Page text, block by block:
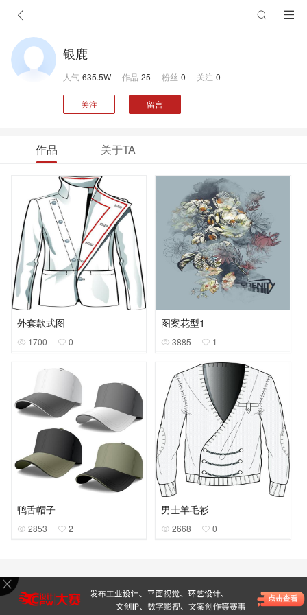
银鹿
人气 635.5W 作品 25 粉丝 0 关注 0
关注 留言
作品 关于TA
外套款式图
1700 0
图案花型1
3885 1
鸭舌帽子
2853 2
男士羊毛衫
2668 0